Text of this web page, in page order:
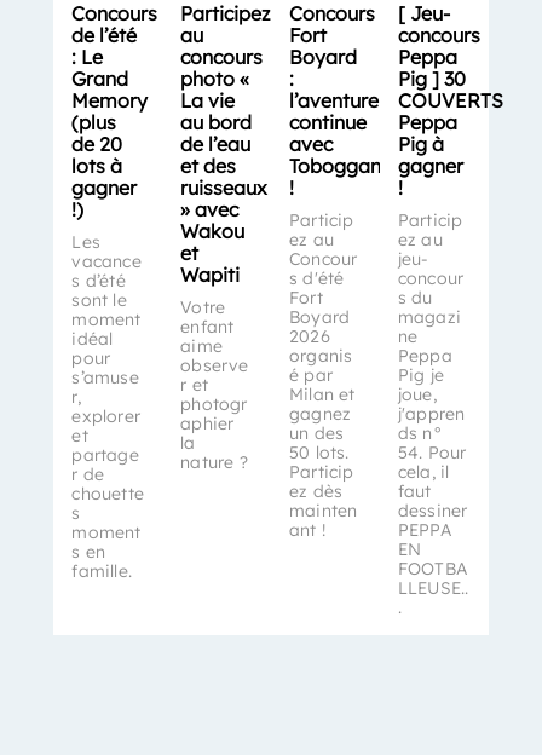
Concours
de l’été
: Le
Grand
Memory
(plus
de 20
lots à
gagner
!)
Les
vacance
s d’été
sont le
moment
idéal
pour
s’amuse
r,
explorer
et
partage
r de
chouette
s
moment
s en
famille.
Participez
au
concours
photo «
La vie
au bord
de l’eau
et des
ruisseaux
» avec
Wakou
et
Wapiti
Votre
enfant
aime
observe
r et
photogr
aphier
la
nature ?
Concours
Fort
Boyard
:
l’aventure
continue
avec
Toboggan
!
Particip
ez au
Concour
s d'été
Fort
Boyard
2026
organis
é par
Milan et
gagnez
un des
50 lots.
Particip
ez dès
mainten
ant !
[ Jeu-
concours
Peppa
Pig ] 30
COUVERTS
Peppa
Pig à
gagner
!
Particip
ez au
jeu-
concour
s du
magazi
ne
Peppa
Pig je
joue,
j'appren
ds n°
54. Pour
cela, il
faut
dessiner
PEPPA
EN
FOOTBA
LLEUSE..
.